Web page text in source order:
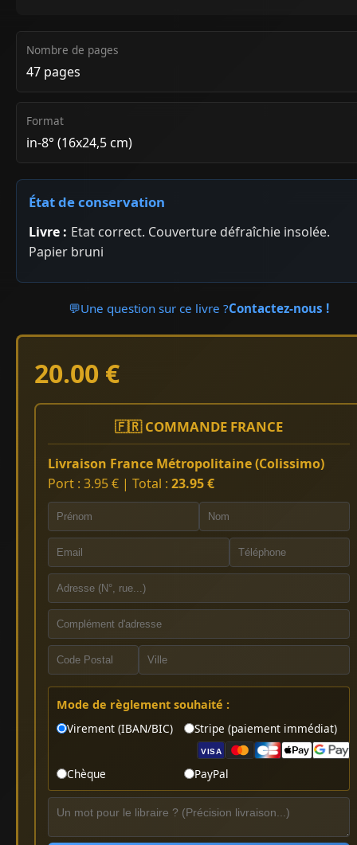
Nombre de pages
47 pages
Format
in-8° (16x24,5 cm)
État de conservation
Livre : Etat correct. Couverture défraîchie insolée.
Papier bruni
💬Une question sur ce livre ?Contactez-nous !
20.00 €
🇫🇷 COMMANDE FRANCE
Livraison France Métropolitaine (Colissimo)
Port : 3.95 € | Total : 23.95 €
Mode de règlement souhaité :
Virement (IBAN/BIC)
Stripe (paiement immédiat)
VISA
Chèque PayPal